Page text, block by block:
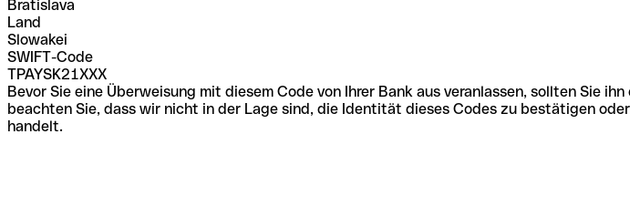
Bratislava
Land
Slowakei
SWIFT-Code
TPAYSK21XXX
Bevor Sie eine Überweisung mit diesem Code von Ihrer Bank aus veranlassen, sollten Sie
beachten Sie, dass wir nicht in der Lage sind, die Identität dieses Codes zu bestätigen
handelt.